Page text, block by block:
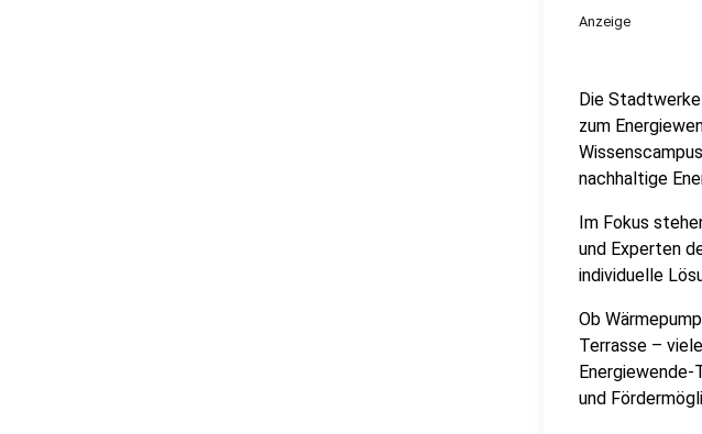
Anzeige
Die Stadtwerke
zum
nachhaltige
Im Fokus
und Experten
individuelle
Ob
Terrasse –
und